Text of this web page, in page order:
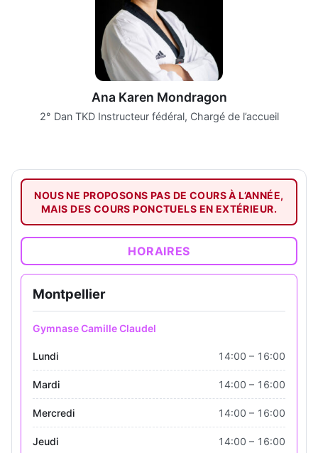
Ana Karen Mondragon
2° Dan TKD Instructeur fédéral, Chargé de l’accueil
NOUS NE PROPOSONS PAS DE COURS À L’ANNÉE,
MAIS DES COURS PONCTUELS EN EXTÉRIEUR.
HORAIRES
Montpellier
Gymnase Camille Claudel
Lundi 14:00 – 16:00
Mardi 14:00 – 16:00
Mercredi 14:00 – 16:00
Jeudi 14:00 – 16:00